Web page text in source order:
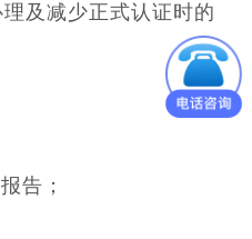
及减少正式认证时的
告；